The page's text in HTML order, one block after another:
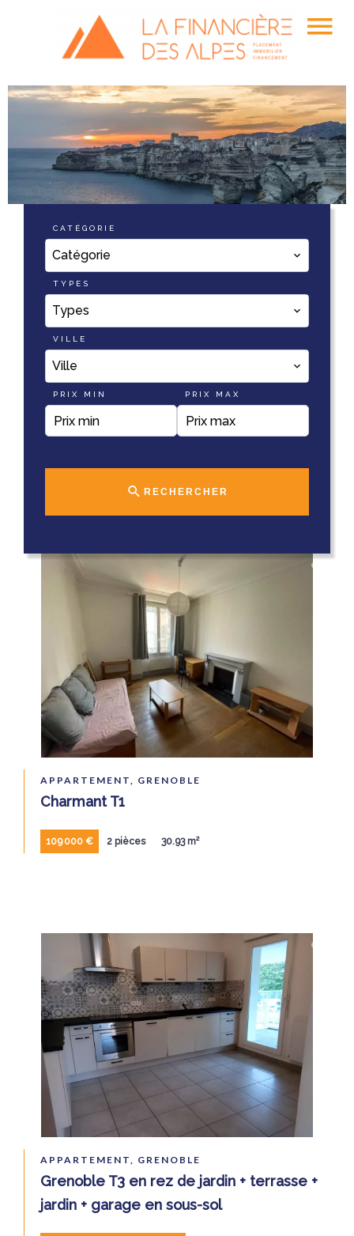
APPARTEMENT, GRENOBLE
Charmant T1
109 000 € 2 pièces 30.93 m²
APPARTEMENT, GRENOBLE
Grenoble T3 en rez de jardin + terrasse +
jardin + garage en sous-sol
CATÉGORIE
Catégorie
TYPES
Types
VILLE
Ville
PRIX MIN PRIX MAX
RECHERCHER